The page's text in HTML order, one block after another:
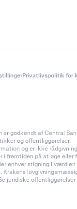
Privatlivspolitik for
godkendt af Central
og offentliggørelser.
og er ikke
i fremtiden på at øge
enhver stigning i
Krakens
juridiske